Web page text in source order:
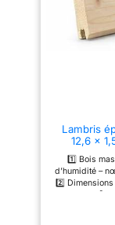
Lambris
12,6 x
1️⃣ Bois
d’humidité –
2️⃣
sauna, abri de